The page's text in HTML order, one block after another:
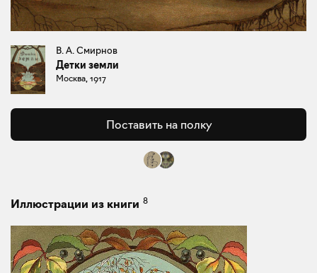
В. А. Смирнов
Детки земли
Москва, 1917
Поставить на полку
Иллюстрации из книги 8